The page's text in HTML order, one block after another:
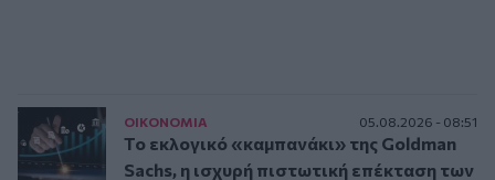
ΟΙΚΟΝΟΜΙΑ 05.08.2026 - 08:51
Το εκλογικό «καμπανάκι» της Goldman
Sachs, η ισχυρή πιστωτική επέκταση των